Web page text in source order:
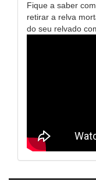
Fique a saber
retirar a relva
do seu relvado